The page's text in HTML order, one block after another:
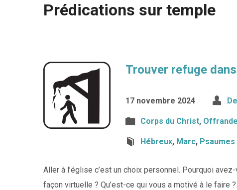
Prédications sur temple
Trouver refuge
17 novembre 2024
Corps du Christ, Offrande
Hébreux, Marc, Psaumes
Aller à l’église c’est un choix personnel. Pourquoi
façon virtuelle ? Qu’est-ce qui vous a motivé à le faire